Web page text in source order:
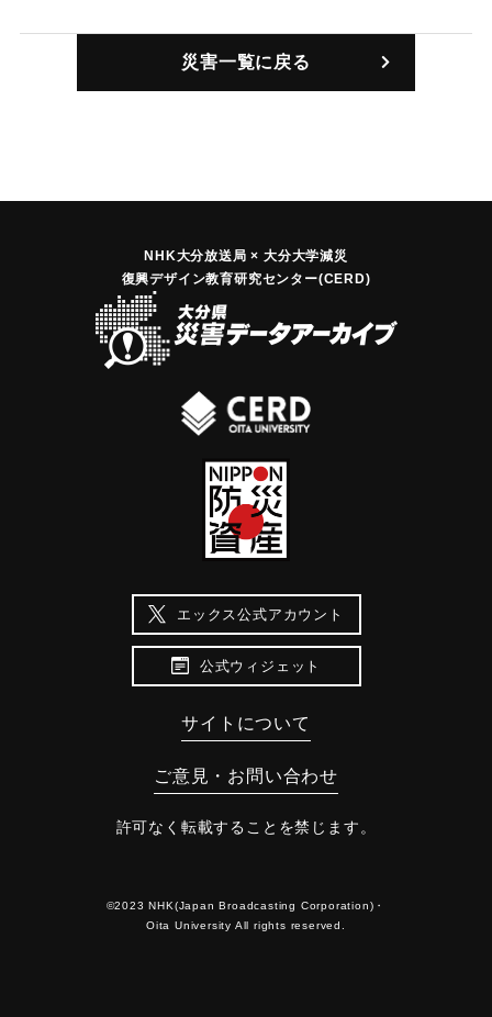
災害一覧に戻る
NHK大分放送局 × 大分大学減災
復興デザイン教育研究センター(CERD)
エックス公式アカウント
公式ウィジェット
サイトについて
ご意見・お問い合わせ
許可なく転載することを禁じます。
©2023 NHK(Japan Broadcasting Corporation)・
Oita University All rights reserved.